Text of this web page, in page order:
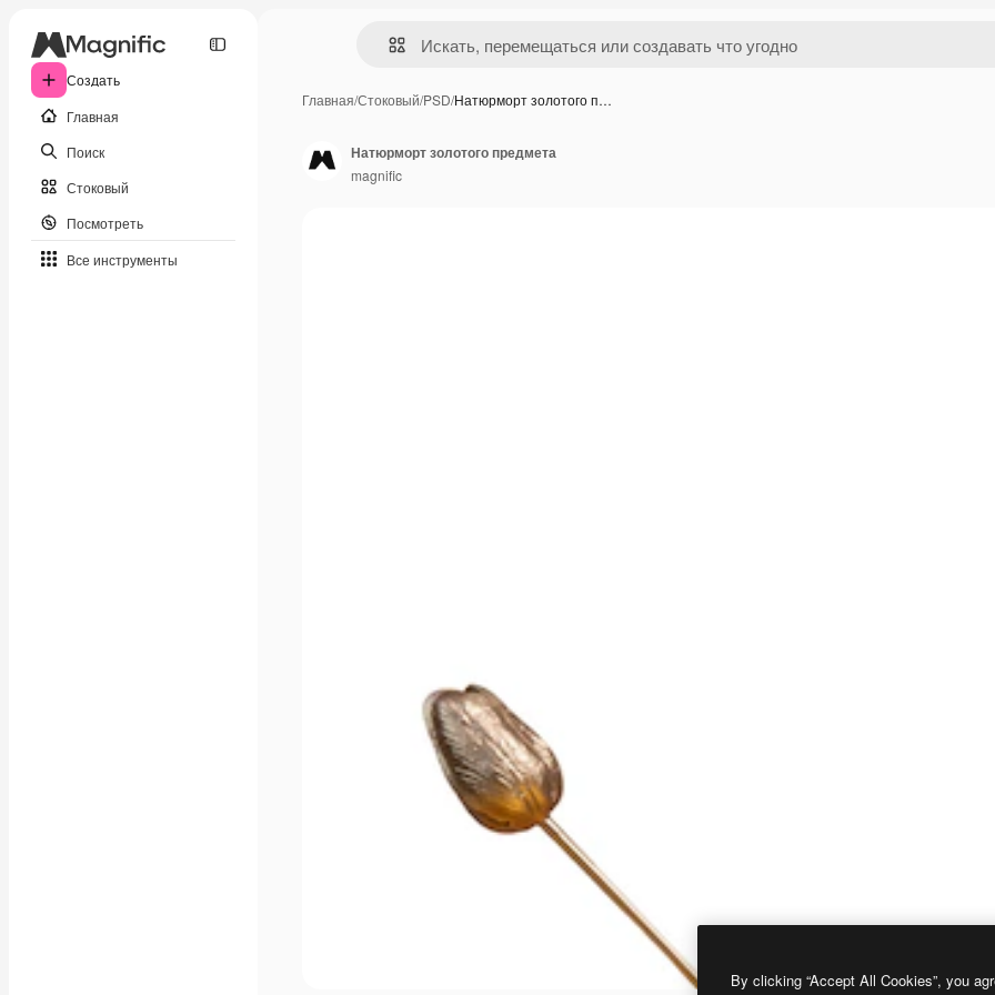
Создать
Главная
Поиск
Стоковый
Посмотреть
Все инструменты
Главная/Стоковый/PSD/Натюрморт золотого п…
Натюрморт золотого предмета
magnific
By clicking “Accept All Cookies”, you